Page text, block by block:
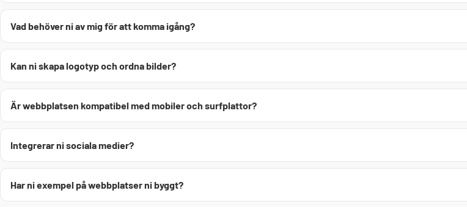
Vad behöver ni av mig för att komma igång?
Kan ni skapa logotyp och ordna bilder?
Är webbplatsen kompatibel med mobiler och surfplattor?
Integrerar ni sociala medier?
Har ni exempel på webbplatser ni byggt?